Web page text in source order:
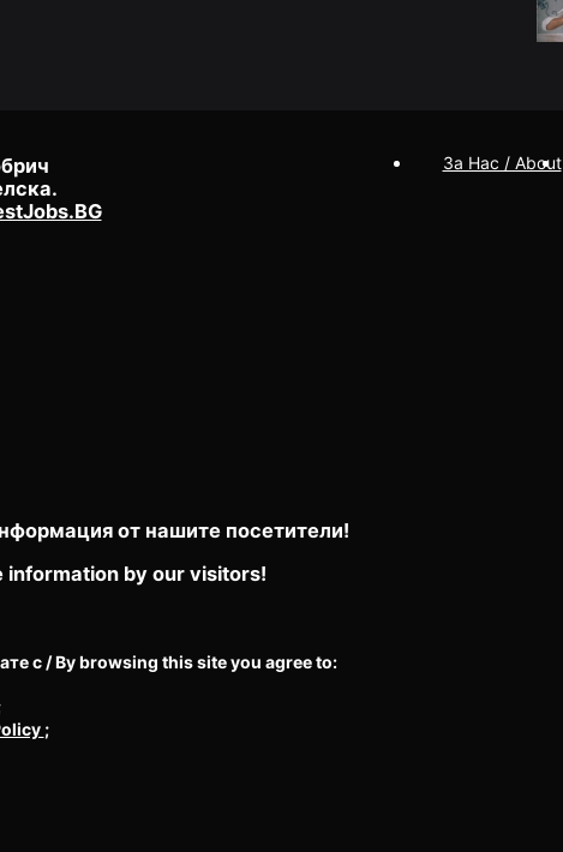
от нашите посетители!
information by our visitors!
с / By browsing this site you agree to:
;
За Нас / About